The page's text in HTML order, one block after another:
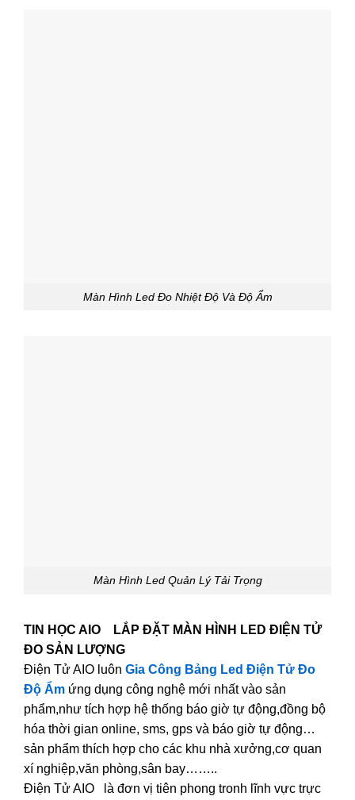
Màn Hình Led Đo Nhiệt Độ Và Độ Ẩm
Màn Hình Led Quản Lý Tải Trọng
TIN HỌC AIO LẮP ĐẶT MÀN HÌNH LED ĐIỆN TỬ
ĐO SẢN LƯỢNG
Điện Tử AIO luôn Gia Công Bảng Led Điện Tử Đo
Độ Ẩm ứng dụng công nghệ mới nhất vào sản
phẩm,như tích hợp hệ thống báo giờ tự động,đồng bộ
hóa thời gian online, sms, gps và báo giờ tự động…
sản phẩm thích hợp cho các khu nhà xưởng,cơ quan
xí nghiệp,văn phòng,sân bay……..
Điện Tử AIO là đơn vị tiên phong tronh lĩnh vực trực